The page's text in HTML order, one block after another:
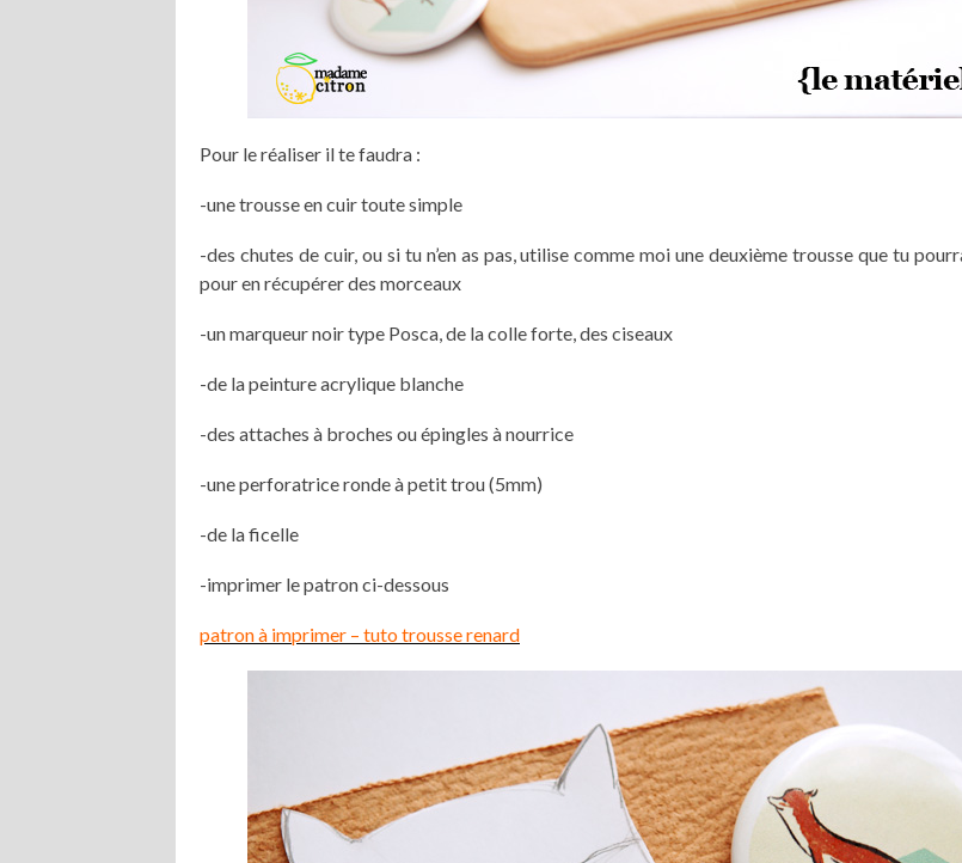
Pour le réaliser il te faudra :
-une trousse en cuir toute simple
-des chutes de cuir, ou si tu n’en as pas, utilise comme moi une deuxième trousse que tu
pour en récupérer des morceaux
-un marqueur noir type Posca, de la colle forte, des ciseaux
-de la peinture acrylique blanche
-des attaches à broches ou épingles à nourrice
-une perforatrice ronde à petit trou (5mm)
-de la ficelle
-imprimer le patron ci-dessous
patron à imprimer – tuto trousse renard